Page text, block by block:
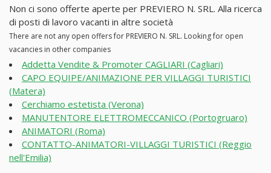
Non ci sono offerte aperte per PREVIERO N. SRL. Alla ricerca
di posti di lavoro vacanti in altre società
There are not any open offers for PREVIERO N. SRL. Looking for open
vacancies in other companies
Addetta Vendite & Promoter CAGLIARI (Cagliari)
CAPO EQUIPE/ANIMAZIONE PER VILLAGGI TURISTICI
(Matera)
Cerchiamo estetista (Verona)
MANUTENTORE ELETTROMECCANICO (Portogruaro)
ANIMATORI (Roma)
CONTATTO-ANIMATORI-VILLAGGI TURISTICI (Reggio
nell'Emilia)